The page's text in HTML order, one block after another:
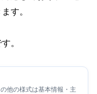
す。
。
他の様式は基本情報・主